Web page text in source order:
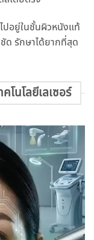
ปอยู่ในชั้นผิวหนังแท้
ด รักษาได้ยากที่สุด
โนโลยีเลเซอร์